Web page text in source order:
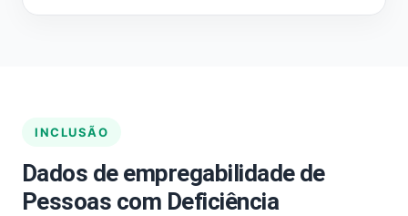
INCLUSÃO
Dados de empregabilidade de
Pessoas com Deficiência